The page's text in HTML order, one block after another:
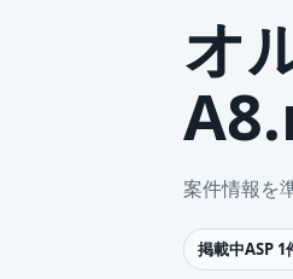
オ
案件情報を
掲載中ASP 1